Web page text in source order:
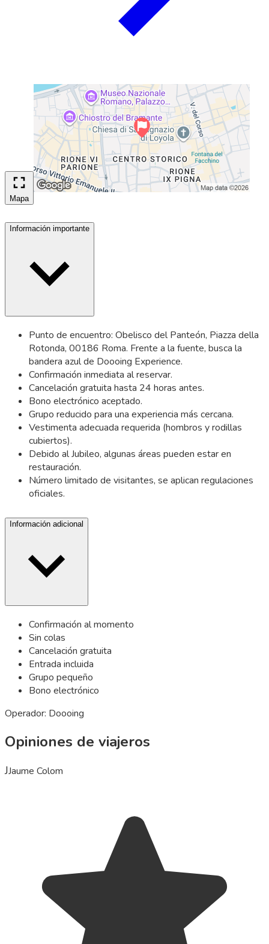
Mapa
Información importante
Punto de encuentro: Obelisco del Panteón, Piazza della
Rotonda, 00186 Roma. Frente a la fuente, busca la
bandera azul de Doooing Experience.
Confirmación inmediata al reservar.
Cancelación gratuita hasta 24 horas antes.
Bono electrónico aceptado.
Grupo reducido para una experiencia más cercana.
Vestimenta adecuada requerida (hombros y rodillas
cubiertos).
Debido al Jubileo, algunas áreas pueden estar en
restauración.
Número limitado de visitantes, se aplican regulaciones
oficiales.
Información adicional
Confirmación al momento
Sin colas
Cancelación gratuita
Entrada incluida
Grupo pequeño
Bono electrónico
Operador: Doooing
Opiniones de viajeros
JJaume Colom